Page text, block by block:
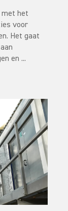
met het
voor
Het gaat
en ...